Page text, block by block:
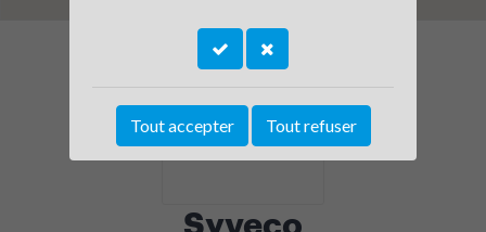
Syveco
Tout accepter Tout refuser